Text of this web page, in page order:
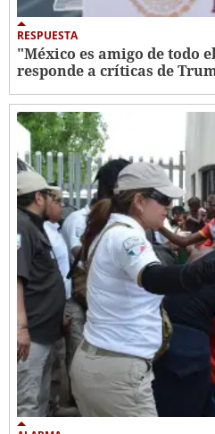
RESPUESTA
"México es amigo de todo
responde a críticas de